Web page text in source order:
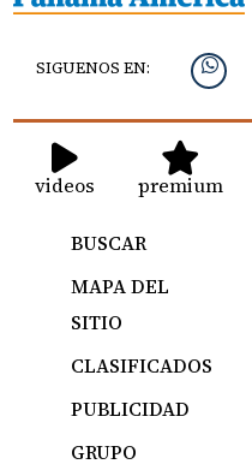
SIGUENOS EN:
videos premium
BUSCAR
MAPA DEL
SITIO
CLASIFICADOS
PUBLICIDAD
GRUPO